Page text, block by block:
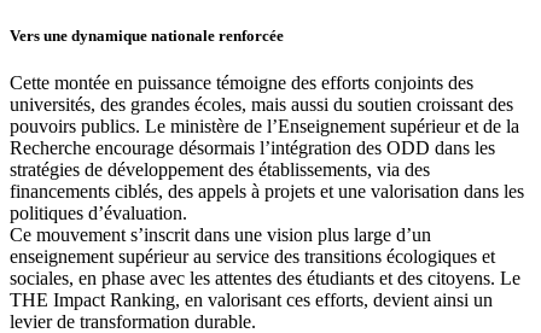
Vers une dynamique nationale renforcée
Cette montée en puissance témoigne des efforts conjoints des
universités, des grandes écoles, mais aussi du soutien croissant des
pouvoirs publics. Le ministère de l’Enseignement supérieur et de la
Recherche encourage désormais l’intégration des ODD dans les
stratégies de développement des établissements, via des
financements ciblés, des appels à projets et une valorisation dans les
politiques d’évaluation.
Ce mouvement s’inscrit dans une vision plus large d’un
enseignement supérieur au service des transitions écologiques et
sociales, en phase avec les attentes des étudiants et des citoyens. Le
THE Impact Ranking, en valorisant ces efforts, devient ainsi un
levier de transformation durable.